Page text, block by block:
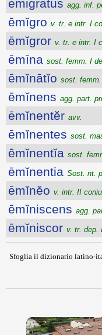
emigratus agg. inf.
ēmĭgro v. tr. e intr. I
ēmĭgror v. tr. e intr. I
ēmīna sost. femm. I
ēmĭnātĭo sost.
ēmĭnens agg. part.
ēmĭnentĕr avv.
ēmĭnentes sost.
ēmĭnentĭa sost.
ēmĭnentia Sost. nt.
ēmĭnĕo v. intr. II
ēmĭniscens agg.
ēmĭniscor v. tr. dep.
Sfoglia il dizionario latino-